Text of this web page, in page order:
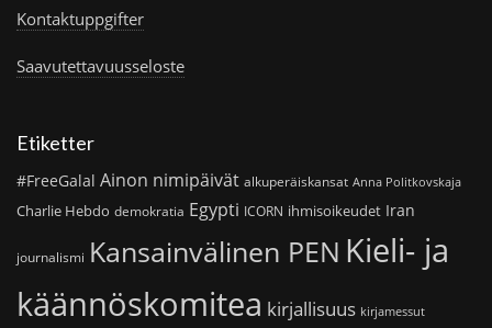
Kontaktuppgifter
Saavutettavuusseloste
Etiketter
#FreeGalal Ainon nimipäivät alkuperäiskansat Anna Politkovskaja
Charlie Hebdo demokratia Egypti ICORN ihmisoikeudet Iran
journalismi Kansainvälinen PEN Kieli- ja
käännöskomitea kirjallisuus kirjamessut